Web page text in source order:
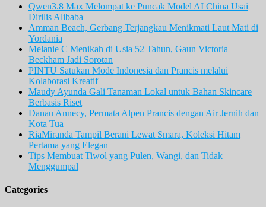
Qwen3.8 Max Melompat ke Puncak Model AI China Usai
Dirilis Alibaba
Amman Beach, Gerbang Terjangkau Menikmati Laut Mati di
Yordania
Melanie C Menikah di Usia 52 Tahun, Gaun Victoria
Beckham Jadi Sorotan
PINTU Satukan Mode Indonesia dan Prancis melalui
Kolaborasi Kreatif
Maudy Ayunda Gali Tanaman Lokal untuk Bahan Skincare
Berbasis Riset
Danau Annecy, Permata Alpen Prancis dengan Air Jernih dan
Kota Tua
RiaMiranda Tampil Berani Lewat Smara, Koleksi Hitam
Pertama yang Elegan
Tips Membuat Tiwol yang Pulen, Wangi, dan Tidak
Menggumpal
Categories